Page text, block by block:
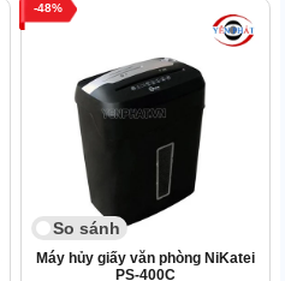
48
So sánh
Máy hủy giấy văn phòng NiKatei
PS-400C